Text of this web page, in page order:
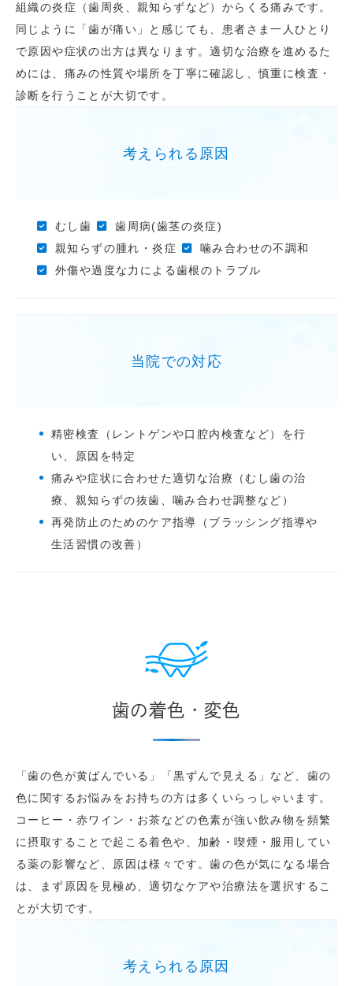
組織の炎症（歯周炎、親知らずなど）からくる痛みです。
同じように「歯が痛い」と感じても、患者さま一人ひとり
で原因や症状の出方は異なります。適切な治療を進めるた
めには、痛みの性質や場所を丁寧に確認し、慎重に検査・
診断を行うことが大切です。
考えられる原因
むし歯
歯周病(歯茎の炎症)
親知らずの腫れ・炎症
噛み合わせの不調和
外傷や過度な力による歯根のトラブル
当院での対応
精密検査（レントゲンや口腔内検査など）を行
い、原因を特定
痛みや症状に合わせた適切な治療（むし歯の治
療、親知らずの抜歯、噛み合わせ調整など）
再発防止のためのケア指導（ブラッシング指導や
生活習慣の改善）
歯の着色・変色
「歯の色が黄ばんでいる」「黒ずんで見える」など、歯の
色に関するお悩みをお持ちの方は多くいらっしゃいます。
コーヒー・赤ワイン・お茶などの色素が強い飲み物を頻繁
に摂取することで起こる着色や、加齢・喫煙・服用してい
る薬の影響など、原因は様々です。歯の色が気になる場合
は、まず原因を見極め、適切なケアや治療法を選択するこ
とが大切です。
考えられる原因